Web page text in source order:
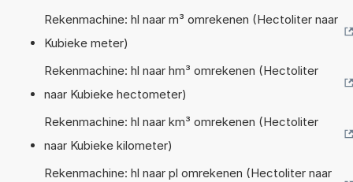
Rekenmachine: hl naar m³ omrekenen (Hectoliter naar
Kubieke meter)
Rekenmachine: hl naar hm³ omrekenen (Hectoliter
naar Kubieke hectometer)
Rekenmachine: hl naar km³ omrekenen (Hectoliter
naar Kubieke kilometer)
Rekenmachine: hl naar pl omrekenen (Hectoliter naar